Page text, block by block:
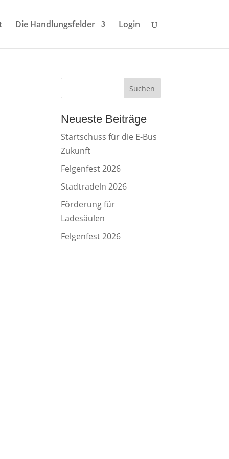
Die Handlungsfelder Login
Suchen
Neueste Beiträge
Startschuss für die E-Bus
Zukunft
Felgenfest 2026
Stadtradeln 2026
Förderung für
Ladesäulen
Felgenfest 2026